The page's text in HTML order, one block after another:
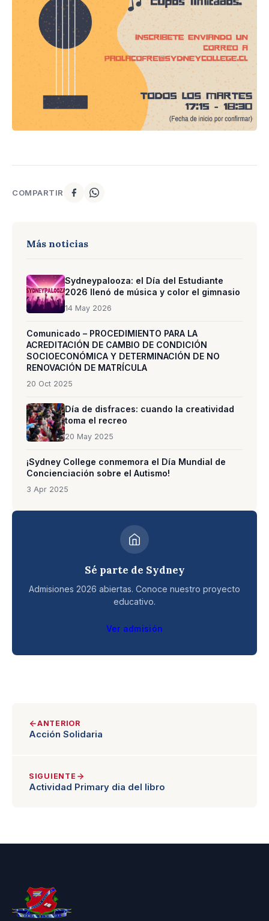
COMPARTIR
Más noticias
Sydneypalooza: el Día del Estudiante
2026 llenó de música y color el gimnasio
14 May 2026
Comunicado – PROCEDIMIENTO PARA LA
ACREDITACIÓN DE CAMBIO DE CONDICIÓN
SOCIOECONÓMICA Y DETERMINACIÓN DE NO
RENOVACIÓN DE MATRÍCULA
20 Oct 2025
Día de disfraces: cuando la creatividad
toma el recreo
20 May 2025
¡Sydney College conmemora el Día Mundial de
Concienciación sobre el Autismo!
3 Apr 2025
Sé parte de Sydney
Admisiones 2026 abiertas. Conoce nuestro proyecto
educativo.
Ver admisión
ANTERIOR
Acción Solidaria
SIGUIENTE
Actividad Primary dia del libro